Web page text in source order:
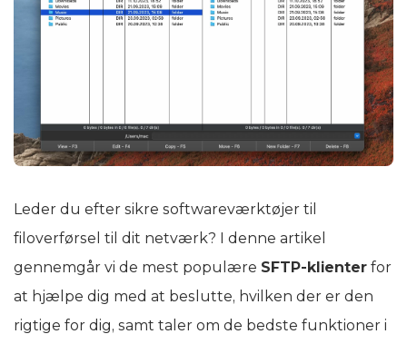
Leder du efter sikre softwareværktøjer til
filoverførsel til dit netværk? I denne artikel
gennemgår vi de mest populære SFTP-klienter for
at hjælpe dig med at beslutte, hvilken der er den
rigtige for dig, samt taler om de bedste funktioner i